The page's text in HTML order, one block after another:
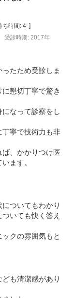
ち時間: 4 ]
受診時期: 2017年
たため受診しま
懇切丁寧で驚き
なって診察をし
寧で技術力も非
、かかりつけ医
ます。
ついてもわかり
いても快く答え
クの雰囲気もと
も清潔感があり